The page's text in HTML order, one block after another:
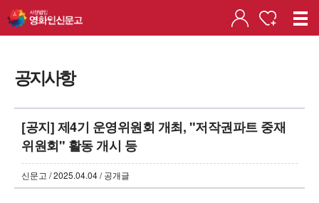
공지사항
[공지] 제4기 운영위원회 개최, "저작권파트 중재
위원회" 활동 개시 등
신문고 / 2025.04.04 / 공개글